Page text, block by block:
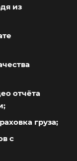
из
отчёта
груза;
с